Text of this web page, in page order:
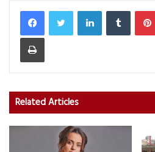
LinkedInTumblr
Print
Related Articles